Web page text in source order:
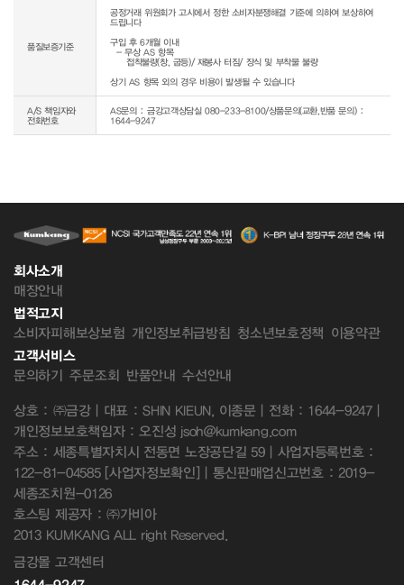
품질보증기준
공정거래 위원회가 고시에서 정한 소비자분쟁해결 기준에 의하여 보상하여
드립니다
구입 후 6개월 이내
  - 무상 AS 항목
상기 AS 항목 외의 경우 비용이 발생될 수 있습니다
A/S 책임자와
전화번호
AS문의 : 금강고객상담실 080-233-8100/상품문의(교환,반품 문의) :
1644-9247
회사소개
매장안내
법적고지
소비자피해보상보험 개인정보취급방침 청소년보호정책 이용약관
고객서비스
문의하기 주문조회 반품안내 수선안내
상호 : ㈜금강 | 대표 : SHIN KIEUN, 이종문 | 전화 : 1644-9247 |
개인정보보호책임자 : 오진성 jsoh@kumkang.com
주소 : 세종특별자치시 전동면 노장공단길 59 | 사업자등록번호 :
122-81-04585 [사업자정보확인] | 통신판매업신고번호 : 2019-
세종조치원-0126
호스팅 제공자 : ㈜가비아
2013 KUMKANG ALL right Reserved.
금강몰 고객센터